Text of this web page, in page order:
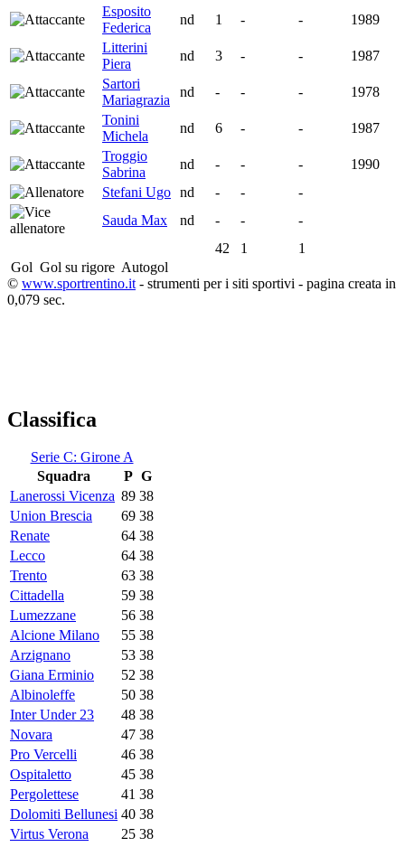
Esposito
Federica
nd 1 - -
1989
Litterini
Piera
nd 3 - -
1987
Sartori
Mariagrazia
nd - - -
1978
Tonini
Michela
nd 6 - -
1987
Troggio
Sabrina
nd - - -
1990
Stefani Ugo nd - -
-
Sauda Max
nd - -
-
42
1
1
Gol Gol su rigore Autogol
© www.sportrentino.it - strumenti per i siti sportivi - pagina creata in
0,079 sec.
Classifica
Serie C: Girone A
Squadra
P G
Lanerossi Vicenza 89 38
Union Brescia
69 38
Renate
64 38
Lecco
64 38
Trento
63 38
Cittadella
59 38
Lumezzane
56 38
Alcione Milano
55 38
Arzignano
53 38
Giana Erminio
52 38
Albinoleffe
50 38
Inter Under 23
48 38
Novara
47 38
Pro Vercelli
46 38
Ospitaletto
45 38
Pergolettese
41 38
Dolomiti Bellunesi 40 38
Virtus Verona
25 38